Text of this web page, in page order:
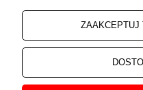
ZAAKCEPTUJ